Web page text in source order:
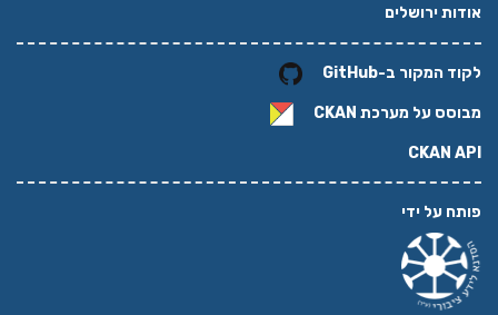
אודות ירושלים
לקוד המקור ב-GitHub
מבוסס על מערכת CKAN
CKAN API
פותח על ידי